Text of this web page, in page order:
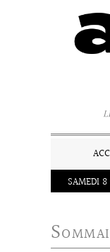
SAMEDI
Panneau de